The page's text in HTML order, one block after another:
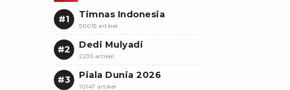
#1 Timnas Indonesia
50015 artikel
#2 Dedi Mulyadi
2235 artikel
#3 Piala Dunia 2026
10147 artikel